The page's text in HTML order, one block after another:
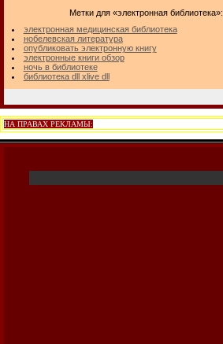
Метки для «электронная библиотека»:
электронная медицинская библиотека
нобелевская литература
опубликовать электронную книгу
электронные книги обзор
ночь в библиотеке
библиотека dll xlive dll
НА ПРАВАХ РЕКЛАМЫ: